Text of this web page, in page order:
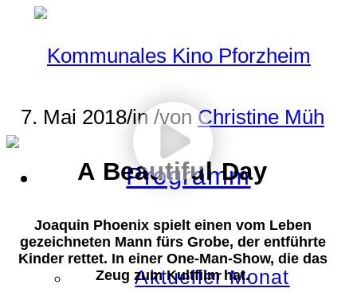
Programm
Aktueller Monat
7. Mai 2018/in /vonChristine Müh
A Beautiful Day
Joaquin Phoenix spielt einen vom Leben
gezeichneten Mann fürs Grobe, der entführte
Kinder rettet. In einer One-Man-Show, die das
Zeug zum Kultfilm hat.